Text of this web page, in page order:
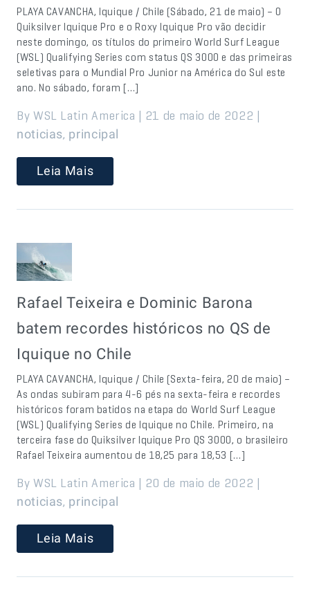
PLAYA CAVANCHA, Iquique / Chile (Sábado, 21 de maio) – O
Quiksilver Iquique Pro e o Roxy Iquique Pro vão decidir
neste domingo, os títulos do primeiro World Surf League
(WSL) Qualifying Series com status QS 3000 e das primeiras
seletivas para o Mundial Pro Junior na América do Sul este
ano. No sábado, foram […]
By WSL Latin America | 21 de maio de 2022 |
noticias, principal
Leia Mais
Rafael Teixeira e Dominic Barona
batem recordes históricos no QS de
Iquique no Chile
PLAYA CAVANCHA, Iquique / Chile (Sexta-feira, 20 de maio) –
As ondas subiram para 4-6 pés na sexta-feira e recordes
históricos foram batidos na etapa do World Surf League
(WSL) Qualifying Series de Iquique no Chile. Primeiro, na
terceira fase do Quiksilver Iquique Pro QS 3000, o brasileiro
Rafael Teixeira aumentou de 18,25 para 18,53 […]
By WSL Latin America | 20 de maio de 2022 |
noticias, principal
Leia Mais